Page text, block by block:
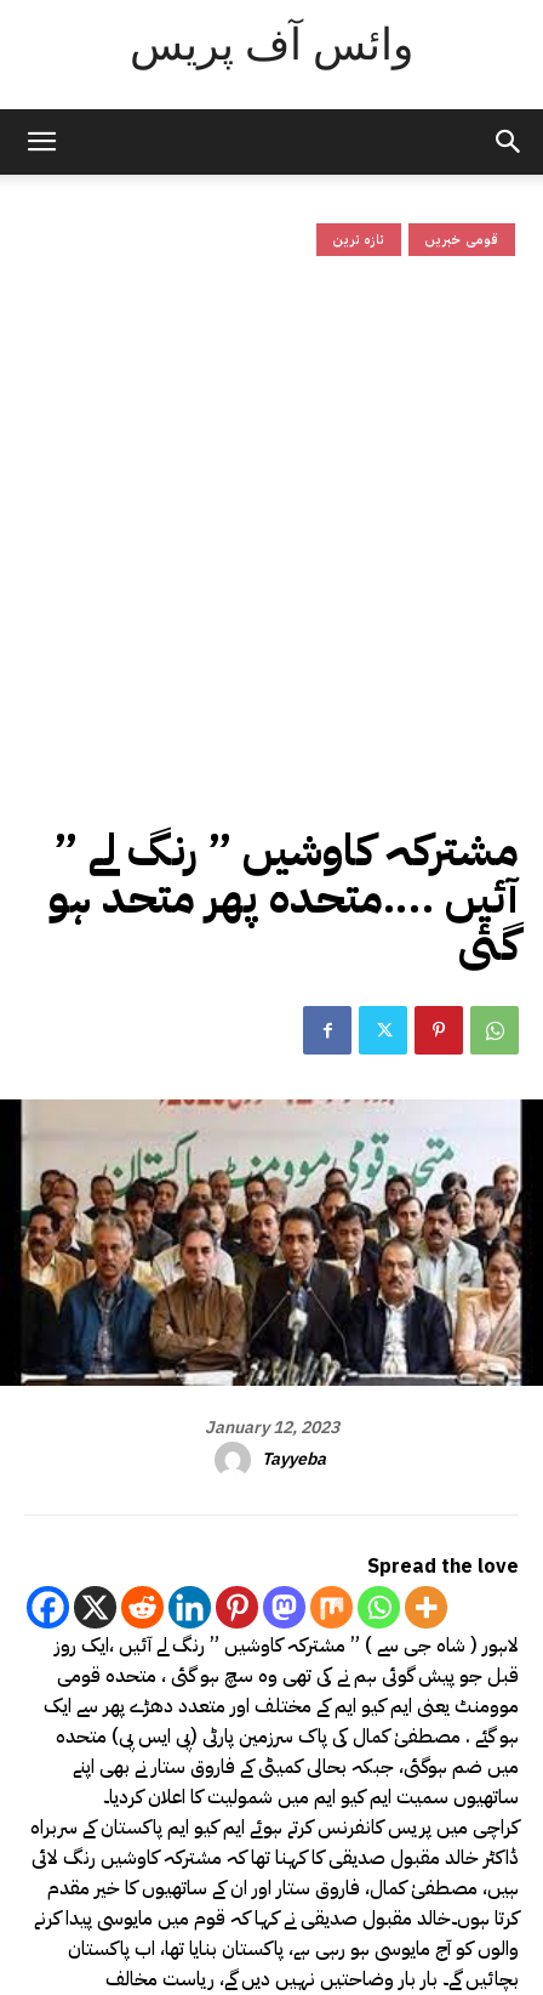
وائس آف پریس
تازہ ترین قومی خبریں
” مشترکہ کاوشیں ” رنگ لے
آئیں ….متحدہ پھر متحد ہو
گئی
January 12, 2023
Tayyeba
Spread the love
لاہور ( شاہ جی سے ) ” مشترکہ کاوشیں ” رنگ لے آئیں ،ایک روز
قبل جو پیش گوئی ہم نے کی تھی وہ سچ ہو گئی ، متحدہ قومی
موومنٹ یعنی ایم کیو ایم کے مختلف اور متعدد دھڑے پھر سے ایک
ہو گئے . مصطفیٰ کمال کی پاک سرزمین پارٹی (پی ایس پی) متحدہ
میں ضم ہوگئی، جبکہ بحالی کمیٹی کے فاروق ستار نے بھی اپنے
ساتھیوں سمیت ایم کیو ایم میں شمولیت کا اعلان کردیا۔
کراچی میں پریس کانفرنس کرتے ہوئے ایم کیو ایم پاکستان کے سربراہ
ڈاکٹر خالد مقبول صدیقی کا کہنا تھا کہ مشترکہ کاوشیں رنگ لائی
ہیں، مصطفیٰ کمال، فاروق ستار اور ان کے ساتھیوں کا خیر مقدم
کرتا ہوں۔خالد مقبول صدیقی نے کہا کہ قوم میں مایوسی پیدا کرنے
والوں کو آج مایوسی ہو رہی ہے، پاکستان بنایا تھا، اب پاکستان
بچائیں گے۔ بار بار وضاحتیں نہیں دیں گے، ریاست مخالف